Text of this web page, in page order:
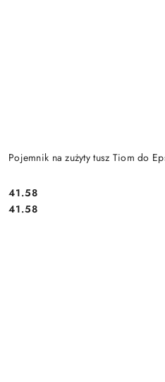
Pojemnik na zużyty tusz Tiom do
Cena:
41.58
Cena:
41.58